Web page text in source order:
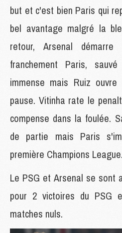
but et c'est bien Paris qui
bel avantage malgré la
retour, Arsenal
franchement Paris,
immense mais Ruiz
pause. Vitinha rate le
compense dans la foulée.
de partie mais Paris
première Champions League.
Le PSG et Arsenal se sont
pour 2 victoires du PSG
matches nuls.